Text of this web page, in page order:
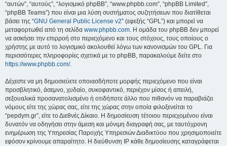
“αυτών”, “αυτούς”, “λογισμικό phpBB”, “www.phpbb.com”, “phpBB Limited”,
“phpBB Teams”) που είναι μια λύση συστήματος συζητήσεων που διατίθεται
βάσει της “GNU General Public License v2” (εφεξής “GPL”) και μπορεί να
μεταφορτωθεί από τη σελίδα www.phpbb.com. Η ομάδα του phpBB δεν μπορεί
να ασκήσει την επιρροή στο περιεχόμενο και τους στόχους, τους οποίους ο
χρήστης με αυτό το λογισμικό ακολουθεί λόγω των κανονισμών του GPL. Για
περισσότερες πληροφορίες σχετικά με το phpBB, παρακαλούμε δείτε στο
https://www.phpbb.com/.
Δέχεστε να μη δημοσιεύετε οποιασδήποτε μορφής περιεχόμενο που είναι
προσβλητικό, άσεμνο, χυδαίο, συκοφαντικό, περιέχον μίσος ή απειλή,
σεξουαλικά προσανατολισμένο ή οτιδήποτε άλλο που πιθανόν να παραβιάζει
νόμους είτε της χώρας σας, είτε της χώρας στην οποία φιλοξενείται το
“pepdym.gr”, είτε το Διεθνές Δίκαιο. Η δημοσίευση τέτοιου περιεχομένου είναι
δυνατόν να οδηγήσει στην άμεση και μόνιμη διαγραφή σας, με ταυτόχρονη
ενημέρωση της Υπηρεσίας Παροχής Υπηρεσιών Διαδικτύου που χρησιμοποιείτε
εφόσον κρίνουμε απαραίτητο. Η διεύθυνση IP κάθε δημοσίευσης καταγράφεται